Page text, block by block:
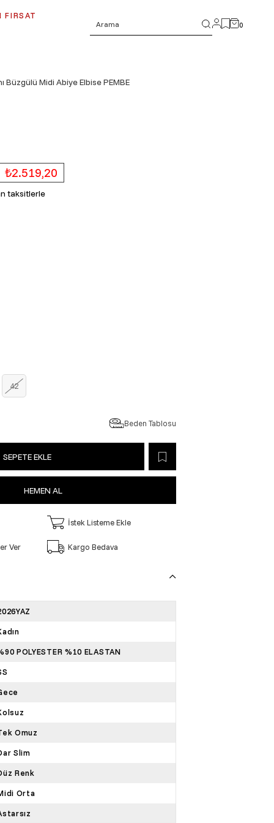
FIRSAT
0
Büzgülü Midi Abiye Elbise PEMBE
₺2.519,20
taksitlerle
42
Beden Tablosu
İstek Listeme Ekle
Ver Kargo Bedava
POLYESTER %10 ELASTAN
Omuz
Slim
Renk
Orta